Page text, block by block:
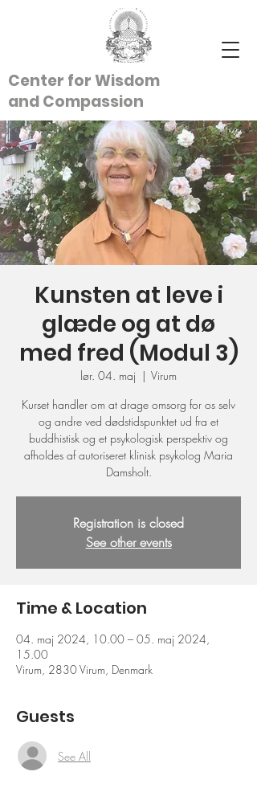
Center for Wisdom
andCompassion
Kunsten at leve i
glæde og at dø
med fred (Modul 3)
lør. 04. maj
  |
Virum
Kurset handler om at drage omsorg for os selv
og andre ved dødstidspunktet ud fra et
buddhistisk og et psykologisk perspektiv og
afholdes af autoriseret klinisk psykolog Maria
Damsholt.
Registration is closed
See other events
Time & Location
04. maj 2024, 10.00 – 05. maj 2024,
15.00
Virum, 2830 Virum, Denmark
Guests
See All